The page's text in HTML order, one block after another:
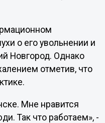
о его увольнении и
Новгород. Однако
отметив, что
Мне нравится
Так что работаем», -